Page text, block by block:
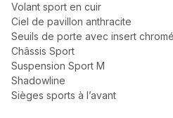
Volant sport en cuir
Ciel de pavillon anthracite
Seuils de porte avec insert chromé
Châssis Sport
Suspension Sport M
Shadowline
Sièges sports à l’avant